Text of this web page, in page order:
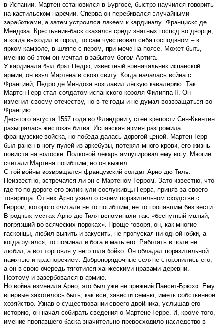
в Испании. Мартен остановился в Бургосе, быстро научился говорить
на кастильском наречии. Сперва он перебивался случайными
заработками, а затем устроился лакеем к кардиналу Франциско де
Мендоза. Крестьянин-баск оказался среди знатных господ во дворце,
а когда выходил в город, то сам чувствовал себя господином – в
ярком камзоле, в шляпе с пером, при мече на поясе. Может быть,
именно об этом он мечтал в забытом богом Артига.
У кардинала был брат Педро, известный военачальник испанской
армии, он взял Мартена в свою свиту. Когда началась война с
Францией, Педро де Мендоза возглавил лёгкую кавалерию. Так
Мартен Герр стал солдатом испанского короля Филиппа II. Он
изменил своему отечеству, но в те годы и не думал возвращаться во
Францию.
Десятого августа 1557 года во Фландрии у стен крепости Сен-Квентин
разыгралась жестокая битва. Испанская армия разгромила
французские войска, но победа далась дорогой ценой. Мартен Герр
был ранен в ногу пулей из аркебузы, потерял много крови, его жизнь
повисла на волоске. Полковой лекарь ампутировал ему ногу. Многие
считали Мартена погибшим, но он выжил.
С той войны возвращался французский солдат Арно дю Тиль.
Неизвестно, встречался ли он с Мартеном Герром. Зато известно, что
где-то по дороге его окликнули сослуживцы Герра, приняв за своего
товарища. От них Арно узнал о своём поразительном сходстве с
Герром, которого считали не то погибшим, не то пропавшим без вести.
В родных местах Арно дю Тиля вспоминали так: «беспутный малый,
погрязший во всяческих пороках». Проще говоря, он, как многие
гасконцы, любил выпить и закусить, не пропускал ни одной юбки, а
когда ругался, то поминал и бога и мать его. Работать в поле не
любил, а вот торговля у него шла бойко. Он обладал поразительной
памятью и красноречием. Добропорядочные селяне сторонились его,
а он в свою очередь тяготился ханжескими нравами деревни.
Поэтому и завербовался в армию.
Но война изменила Арно, это был уже не прежний Пансет-Брюхо. Ему
впервые захотелось быть, как все, завести семью, иметь собственное
хозяйство. Узнав о существовании своего двойника, услышав его
историю, он начал собирать сведения о Мартене Герре. И, кроме того,
имение пропавшего баска значительно превосходило наследство в